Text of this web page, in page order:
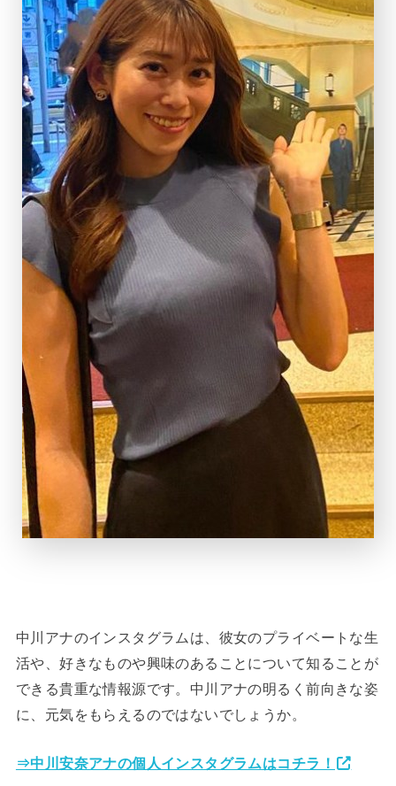
中川アナのインスタグラムは、彼女のプライベートな生
活や、好きなものや興味のあることについて知ることが
できる貴重な情報源です。中川アナの明るく前向きな姿
に、元気をもらえるのではないでしょうか。
⇒中川安奈アナの個人インスタグラムはコチラ！